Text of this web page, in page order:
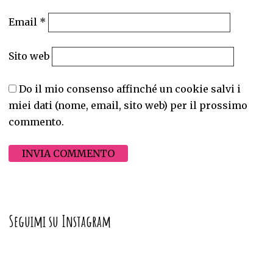
Email *
Sito web
Do il mio consenso affinché un cookie salvi i
miei dati (nome, email, sito web) per il prossimo
commento.
Seguimi su Instagram